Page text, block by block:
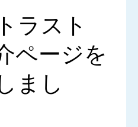
ラスト
ページを
まし